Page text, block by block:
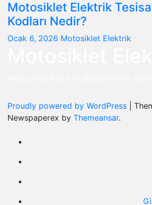
Motosiklet Elektrik
Kodları Nedir?
Ocak 6, 2026 Motosiklet Elektrik
Proudly powered by WordPress
Newspaperex by Themeansar.